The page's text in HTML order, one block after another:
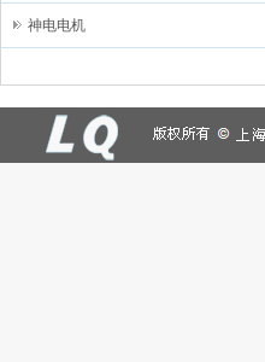
神电电机